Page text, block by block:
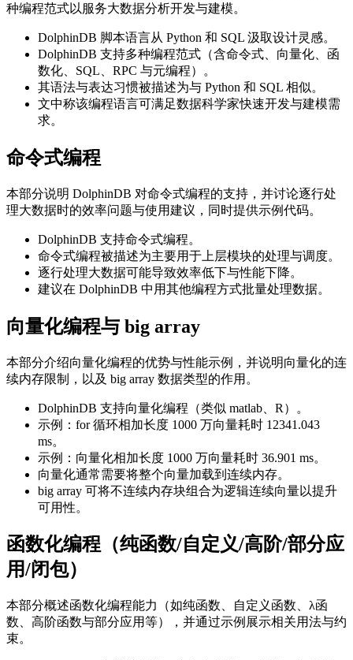
种编程范式以服务大数据分析开发与建模。
DolphinDB 脚本语言从 Python 和 SQL 汲取设计灵感。
DolphinDB 支持多种编程范式（含命令式、向量化、函
数化、SQL、RPC 与元编程）。
其语法与表达习惯被描述为与 Python 和 SQL 相似。
文中称该编程语言可满足数据科学家快速开发与建模需
求。
命令式编程
本部分说明 DolphinDB 对命令式编程的支持，并讨论逐行处
理大数据时的效率问题与使用建议，同时提供示例代码。
DolphinDB 支持命令式编程。
命令式编程被描述为主要用于上层模块的处理与调度。
逐行处理大数据可能导致效率低下与性能下降。
建议在 DolphinDB 中用其他编程方式批量处理数据。
向量化编程与 big array
本部分介绍向量化编程的优势与性能示例，并说明向量化的连
续内存限制，以及 big array 数据类型的作用。
DolphinDB 支持向量化编程（类似 matlab、R）。
示例：for 循环相加长度 1000 万向量耗时 12341.043
ms。
示例：向量化相加长度 1000 万向量耗时 36.901 ms。
向量化通常需要将整个向量加载到连续内存。
big array 可将不连续内存块组合为逻辑连续向量以提升
可用性。
函数化编程（纯函数/自定义/高阶/部分应
用/闭包）
本部分概述函数化编程能力（如纯函数、自定义函数、λ函
数、高阶函数与部分应用等），并通过示例展示相关用法与约
束。